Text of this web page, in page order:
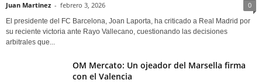
Juan Martinez - febrero 3, 2026 0
El presidente del FC Barcelona, Joan Laporta, ha criticado a Real Madrid por
su reciente victoria ante Rayo Vallecano, cuestionando las decisiones
arbitrales que...
OM Mercato: Un ojeador del Marsella firma
con el Valencia